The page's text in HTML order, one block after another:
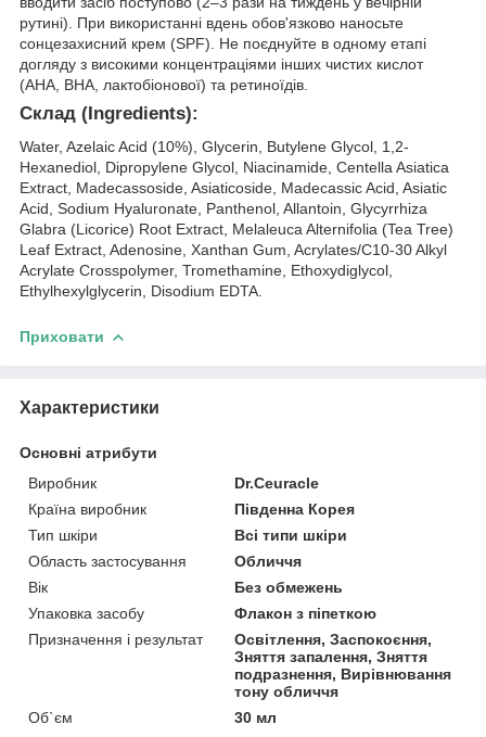
рутині). При використанні вдень обов'язково наносьте
сонцезахисний крем (SPF). Не поєднуйте в одному етапі
догляду з високими концентраціями інших чистих кислот
(AHA, BHA, лактобіонової) та ретиноїдів.
Склад (Ingredients):
Water, Azelaic Acid (10%), Glycerin, Butylene Glycol, 1,2-
Hexanediol, Dipropylene Glycol, Niacinamide, Centella Asiatica
Extract, Madecassoside, Asiaticoside, Madecassic Acid, Asiatic
Acid, Sodium Hyaluronate, Panthenol, Allantoin, Glycyrrhiza
Glabra (Licorice) Root Extract, Melaleuca Alternifolia (Tea Tree)
Leaf Extract, Adenosine, Xanthan Gum, Acrylates/C10-30 Alkyl
Acrylate Crosspolymer, Tromethamine, Ethoxydiglycol,
Ethylhexylglycerin, Disodium EDTA.
Приховати
Характеристики
Основні атрибути
Виробник
Dr.Ceuracle
Країна виробник
Південна Корея
Тип шкіри
Всі типи шкіри
Область застосування
Обличчя
Вік
Без обмежень
Упаковка засобу
Флакон з піпеткою
Призначення і результат
Освітлення, Заспокоєння,
Зняття запалення, Зняття
подразнення, Вирівнювання
тону обличчя
Об`єм
30 мл